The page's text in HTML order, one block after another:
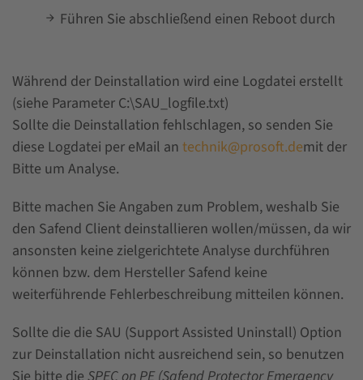
Führen Sie abschließend einen Reboot durch
Während der Deinstallation wird eine Logdatei erstellt
(siehe Parameter C:\SAU_logfile.txt)
Sollte die Deinstallation fehlschlagen, so senden Sie
diese Logdatei per eMail an technik@prosoft.demit der
Bitte um Analyse.
Bitte machen Sie Angaben zum Problem, weshalb Sie
den Safend Client deinstallieren wollen/müssen, da wir
ansonsten keine zielgerichtete Analyse durchführen
können bzw. dem Hersteller Safend keine
weiterführende Fehlerbeschreibung mitteilen können.
Sollte die die SAU (Support Assisted Uninstall) Option
zur Deinstallation nicht ausreichend sein, so benutzen